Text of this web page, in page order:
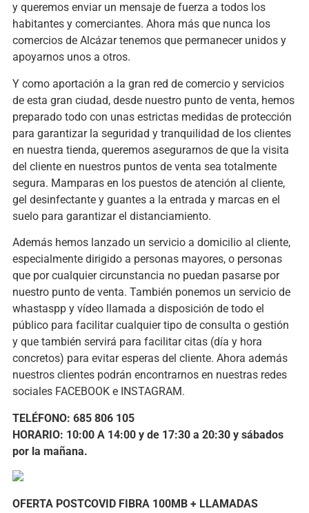
y queremos enviar un mensaje de fuerza a todos los
habitantes y comerciantes. Ahora más que nunca los
comercios de Alcázar tenemos que permanecer unidos y
apoyarnos unos a otros.
Y como aportación a la gran red de comercio y servicios
de esta gran ciudad, desde nuestro punto de venta, hemos
preparado todo con unas estrictas medidas de protección
para garantizar la seguridad y tranquilidad de los clientes
en nuestra tienda, queremos asegurarnos de que la visita
del cliente en nuestros puntos de venta sea totalmente
segura. Mamparas en los puestos de atención al cliente,
gel desinfectante y guantes a la entrada y marcas en el
suelo para garantizar el distanciamiento.
Además hemos lanzado un servicio a domicilio al cliente,
especialmente dirigido a personas mayores, o personas
que por cualquier circunstancia no puedan pasarse por
nuestro punto de venta. También ponemos un servicio de
whastaspp y vídeo llamada a disposición de todo el
público para facilitar cualquier tipo de consulta o gestión
y que también servirá para facilitar citas (día y hora
concretos) para evitar esperas del cliente. Ahora además
nuestros clientes podrán encontrarnos en nuestras redes
sociales FACEBOOK e INSTAGRAM.
TELÉFONO: 685 806 105
HORARIO: 10:00 A 14:00 y de 17:30 a 20:30 y sábados
por la mañana.
OFERTA POSTCOVID FIBRA 100MB + LLAMADAS